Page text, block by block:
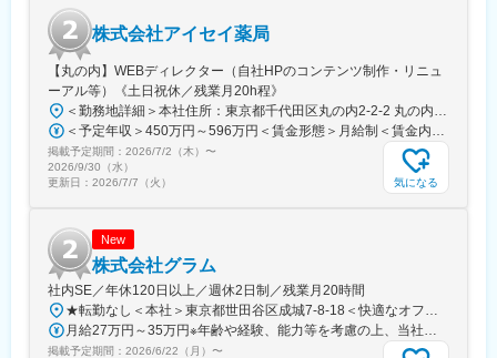
テーマに調剤事業をはじめ様々な業務に取り組んでいます。機械
化やパートナー（薬剤師と協働し対物業務を行う非薬剤師）制度
の導入により、薬剤師が患者様への提案・サポートに集中できる
体制が整っています。
変更の範囲：会社の定める業務
株式会社アイセイ薬局
【丸の内】WEBディレクター（自社HPのコンテンツ制作・リニュ
ーアル等）《土日祝休／残業月20h程》
＜勤務地詳細＞本社住所：東京都千代田区丸の内2-2-2 丸の内三井ビルディング勤務地最寄駅：東京メトロ千代田線／二重橋前駅受動喫煙対策：屋内全面禁煙変更の範囲：会社の定める事業所
＜予定年収＞450万円～596万円＜賃金形態＞月給制＜賃金内訳＞月額（基本給）：281,250円～350,000円＜月給＞281,250円～350,000円＜昇給有無＞有＜残業手当＞有＜給与補足＞ ※昇給(年１回・７月） ※賞与(年２回、前年実績年間4ヶ月) 業績および評価により支給月数は異なります。 ※役職採用の場合、役職手当（係長職：30,000円/月）を支給（年収に含む）賃金はあくまでも目安の金額であり、選考を通じて上下する可能性があります。月給(月額)は固定手当を含めた表記です。
掲載予定期間： 2026/7/2（木） 〜
2026/9/30（水）
更新日： 2026/7/7（火） 気になる
New
株式会社グラム
社内SE／年休120日以上／週休2日制／残業月20時間
★転勤なし＜本社＞東京都世田谷区成城7-8-18＜快適なオフィスも魅力！＞別荘みたいで解放感もあり、居心地抜群のオフィスです！※屋内全面禁煙
月給27万円～35万円※年齢や経験、能力等を考慮の上、当社規定により決定・優遇いたします。※残業代は別途全額支給。
掲載予定期間： 2026/6/22（月） 〜